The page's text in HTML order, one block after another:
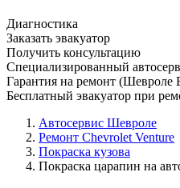
Диагностика
Заказать эвакуатор
Получить консультацию
Специализированный
Гарантия на ремонт (Шевроле
Бесплатный эвакуатор при
Автосервис Шевроле
Ремонт Chevrolet Venture
Покраска кузова
Покраска царапин на